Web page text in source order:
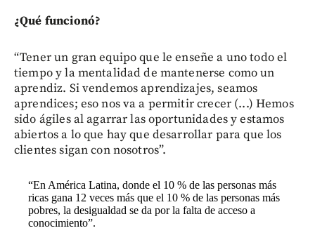
¿Qué funcionó?
“Tener un gran equipo que le enseñe a uno todo el
tiempo y la mentalidad de mantenerse como un
aprendiz. Si vendemos aprendizajes, seamos
aprendices; eso nos va a permitir crecer (...) Hemos
sido ágiles al agarrar las oportunidades y estamos
abiertos a lo que hay que desarrollar para que los
clientes sigan con nosotros”.
“En América Latina, donde el 10 % de las personas más
ricas gana 12 veces más que el 10 % de las personas más
pobres, la desigualdad se da por la falta de acceso a
conocimiento”.